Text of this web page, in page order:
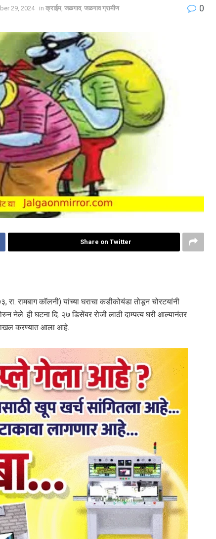
29, 2024 in क्राईम, जळगाव, जळगाव ग्रामीण 0
Share on Twitter
रामबाग कॉलनी) यांच्या घराचा कडीकोयंडा तोडून चोरटयांनी
नेले. ही घटना दि. २७ डिसेंबर रोजी लाठी दाम्पत्य घरी आल्यानंतर
करण्यात आला आहे.